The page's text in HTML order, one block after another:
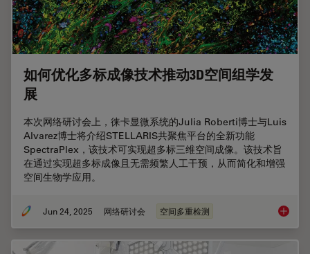
如何优化多标成像技术推动3D空间组学发
展
本次网络研讨会上，徕卡显微系统的Julia Roberti博士与Luis
Alvarez博士将介绍STELLARIS共聚焦平台的全新功能
SpectraPlex，该技术可实现超多标三维空间成像。该技术旨
在通过实现超多标成像且无需频繁人工干预，从而简化和增强
空间生物学应用。
Jun 24, 2025 网络研讨会 空间多重检测 如何优